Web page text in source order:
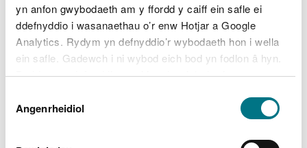
yn anfon gwybodaeth am y ffordd y caiff ein safle ei
ddefnyddio i wasanaethau o’r enw Hotjar a Google
Analytics. Rydym yn defnyddio’r wybodaeth hon i wella
ein safle. Gadewch i ni wybod eich bod yn fodlon â hyn.
Byddwn yn defnyddio cwci i gadw eich dewis.
Gellirdarllen mwy am ein cwcis cyn i chi ddewis.
Caniatâd
Angenrheidiol
Penodi Peiriannydd Goruchwylio ar gyfer
eich cronfa ddŵr
Trefnu archwiliad cronfa ddŵr
Paratoi pecyn gwybodaeth cyn archwiliad